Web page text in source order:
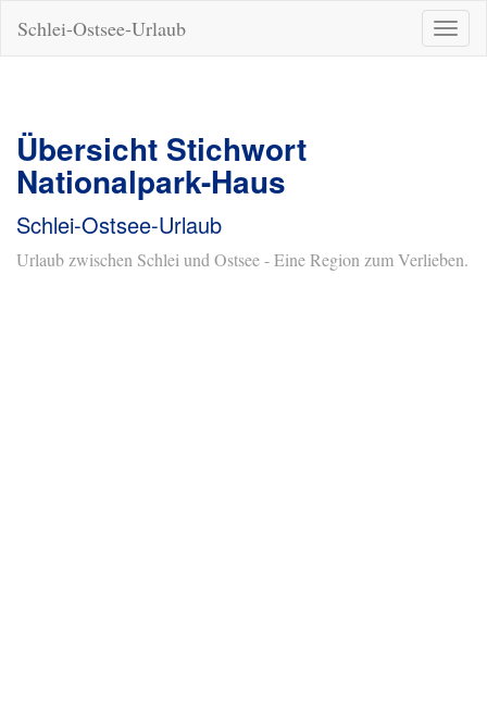
ein-/
Schlei-Ostsee-Urlaub
Übersicht Stichwort
Nationalpark-Haus
Schlei-Ostsee-Urlaub
Urlaub zwischen Schlei und Ostsee - Eine Region zum Verlieben.